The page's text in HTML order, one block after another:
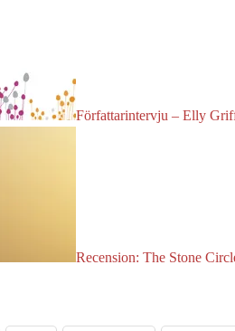
Författarintervju – Elly
Recension: The Stone